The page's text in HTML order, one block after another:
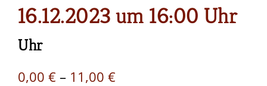
16.12.2023 um 16:00 Uhr
Uhr
0,00 € – 11,00 €